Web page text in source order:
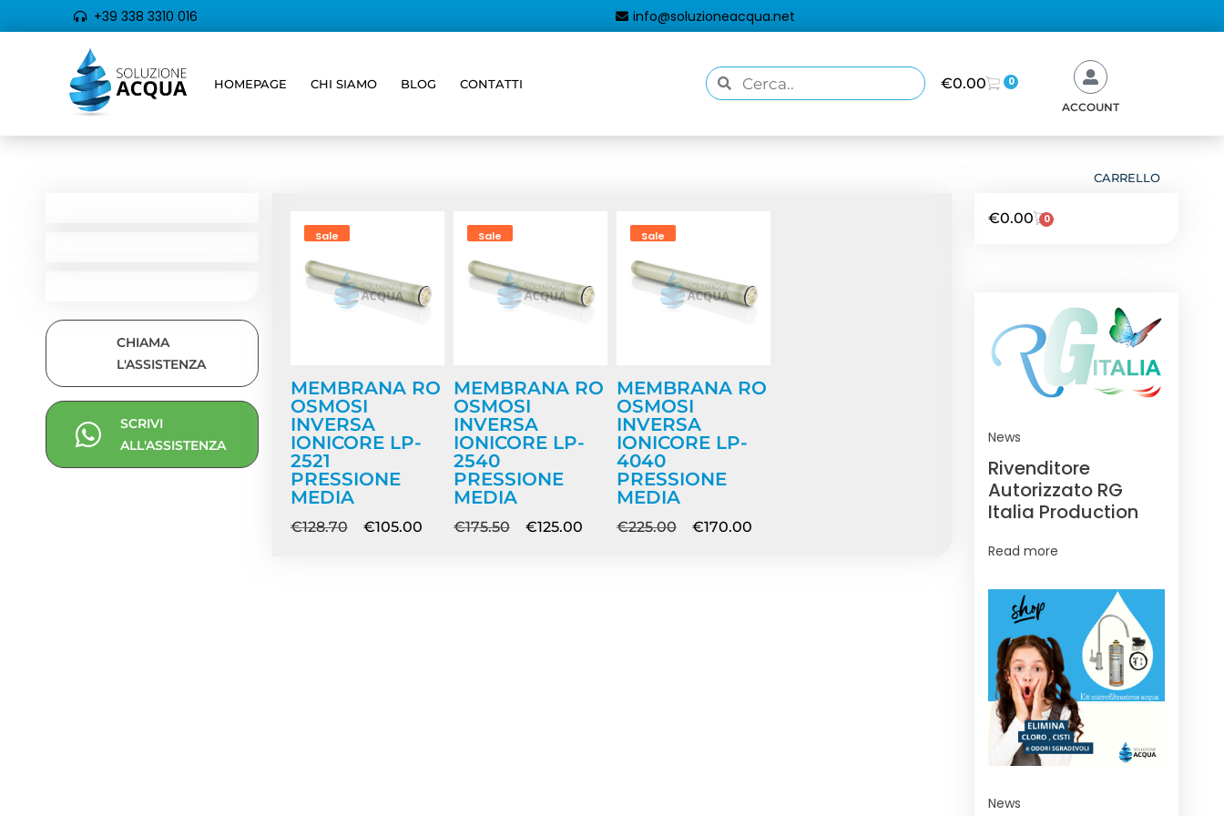
+39 338 3310 016 info@soluzioneacqua.net
HOMEPAGE CHI SIAMO BLOG CONTATTI €0.00
0
ACCOUNT
CHIAMA
L'ASSISTENZA
SCRIVI
ALL'ASSISTENZA
Sale
MEMBRANA RO
OSMOSI
INVERSA
IONICORE LP-
2521
PRESSIONE
MEDIA
€128.70 €105.00
Sale
MEMBRANA RO
OSMOSI
INVERSA
IONICORE LP-
2540
PRESSIONE
MEDIA
€175.50 €125.00
Sale
MEMBRANA RO
OSMOSI
INVERSA
IONICORE LP-
4040
PRESSIONE
MEDIA
€225.00 €170.00
CARRELLO
€0.00 0
News
Rivenditore
Autorizzato RG
Italia Production
Read more
News